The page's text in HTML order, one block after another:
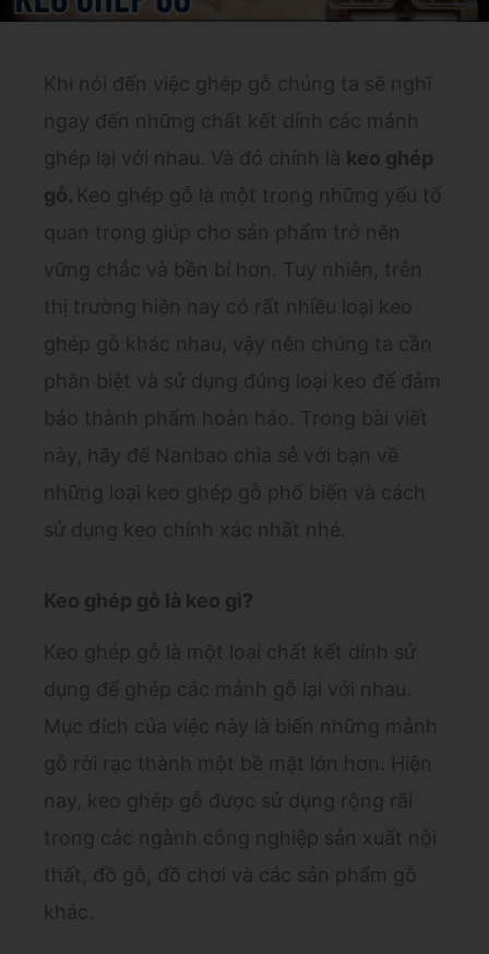
Khi nói đến việc ghép gỗ chúng ta sẽ nghĩ
ngay đến những chất kết dính các mảnh
ghép lại với nhau. Và đó chính là keo ghép
gỗ. Keo ghép gỗ là một trong những yếu tố
quan trọng giúp cho sản phẩm trở nên
vững chắc và bền bỉ hơn. Tuy nhiên, trên
thị trường hiện nay có rất nhiều loại keo
ghép gỗ khác nhau, vậy nên chúng ta cần
phân biệt và sử dụng đúng loại keo để đảm
bảo thành phẩm hoàn hảo. Trong bài viết
này, hãy để Nanbao chia sẻ với bạn về
những loại keo ghép gỗ phổ biến và cách
sử dụng keo chính xác nhất nhé.
Keo ghép gỗ là keo gì?
Keo ghép gỗ là một loại chất kết dính sử
dụng để ghép các mảnh gỗ lại với nhau.
Mục đích của việc này là biến những mảnh
gỗ rời rạc thành một bề mặt lớn hơn. Hiện
nay, keo ghép gỗ được sử dụng rộng rãi
trong các ngành công nghiệp sản xuất nội
thất, đồ gỗ, đồ chơi và các sản phẩm gỗ
khác.